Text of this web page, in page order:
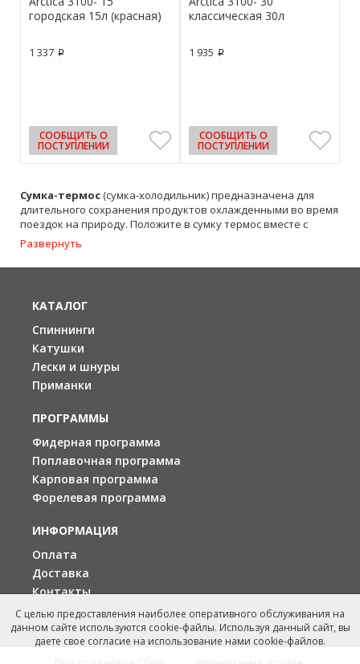
городская 15л (красная)
1 337 p
СООБЩИТЬ О
ПОСТУПЛЕНИИ
классическая 30л
1 935 p
СООБЩИТЬ О
ПОСТУПЛЕНИИ
Сумка-термос(сумка-холодильник) предназначена для
длительного сохранения продуктов охлажденными во время
поездок на природу. Положите в сумку термос вместе с
продуктами замороженные аккумуляторы температуры, и
Ваши продукты сохранятся свежими даже в сильную жару.
Развернуть
КАТАЛОГ
Спиннинги
Катушки
Лески и шнуры
Приманки
ПРОГРАММЫ
Фидерная программа
Поплавочная программа
Карповая программа
Форелевая программа
ИНФОРМАЦИЯ
Оплата
Доставка
Контакты
С целью предоставления наиболее оперативного обслуживания на
данном сайте используются cookie-файлы. Используя данный сайт, вы
даете свое согласие на использование нами cookie-файлов.